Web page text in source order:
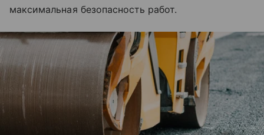
максимальная безопасность работ.